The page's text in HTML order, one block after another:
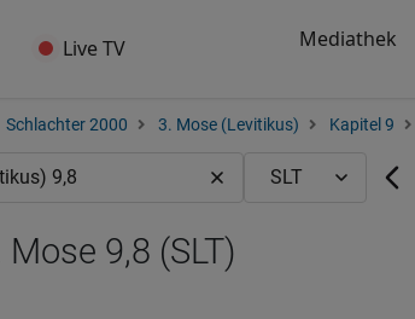
Live TV Mediathek
Schlachter 2000 3. Mose (Levitikus) Kapitel 9
9,8 (SLT)